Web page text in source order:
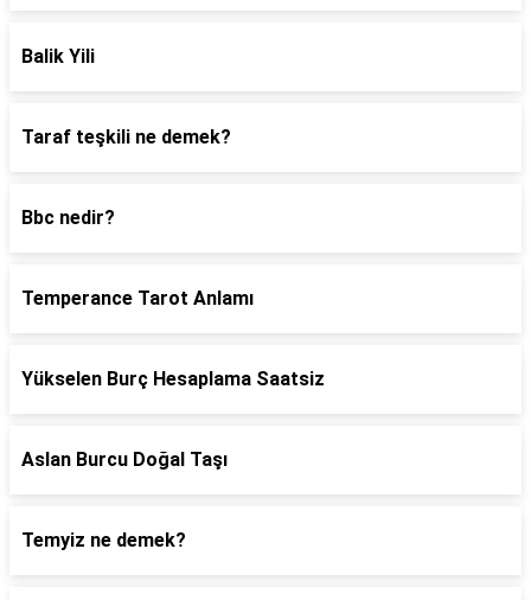
Balik Yili
Taraf teşkili ne demek?
Bbc nedir?
Temperance Tarot Anlamı
Yükselen Burç Hesaplama Saatsiz
Aslan Burcu Doğal Taşı
Temyiz ne demek?